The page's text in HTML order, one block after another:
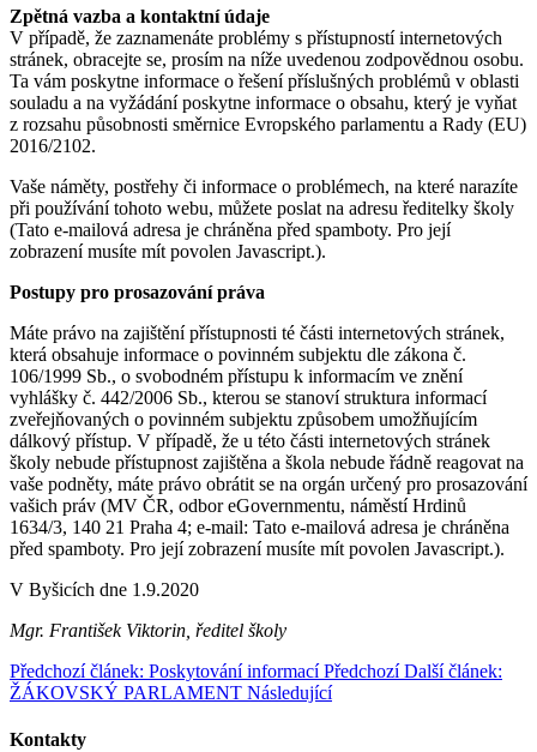
Zpětná vazba a kontaktní údaje
V případě, že zaznamenáte problémy s přístupností internetových
stránek, obracejte se, prosím na níže uvedenou zodpovědnou osobu.
Ta vám poskytne informace o řešení příslušných problémů v oblasti
souladu a na vyžádání poskytne informace o obsahu, který je vyňat
z rozsahu působnosti směrnice Evropského parlamentu a Rady (EU)
2016/2102.
Vaše náměty, postřehy či informace o problémech, na které narazíte
při používání tohoto webu, můžete poslat na adresu ředitelky školy
(Tato e-mailová adresa je chráněna před spamboty. Pro její
zobrazení musíte mít povolen Javascript.).
Postupy pro prosazování práva
Máte právo na zajištění přístupnosti té části internetových stránek,
která obsahuje informace o povinném subjektu dle zákona č.
106/1999 Sb., o svobodném přístupu k informacím ve znění
vyhlášky č. 442/2006 Sb., kterou se stanoví struktura informací
zveřejňovaných o povinném subjektu způsobem umožňujícím
dálkový přístup. V případě, že u této části internetových stránek
školy nebude přístupnost zajištěna a škola nebude řádně reagovat na
vaše podněty, máte právo obrátit se na orgán určený pro prosazování
vašich práv (MV ČR, odbor eGovernmentu, náměstí Hrdinů
1634/3, 140 21 Praha 4; e-mail: Tato e-mailová adresa je chráněna
před spamboty. Pro její zobrazení musíte mít povolen Javascript.).
V Byšicích dne 1.9.2020
Mgr. František Viktorin, ředitel školy
Předchozí článek: Poskytování informacíPředchozí Další článek:
ŽÁKOVSKÝ PARLAMENT Následující
Kontakty